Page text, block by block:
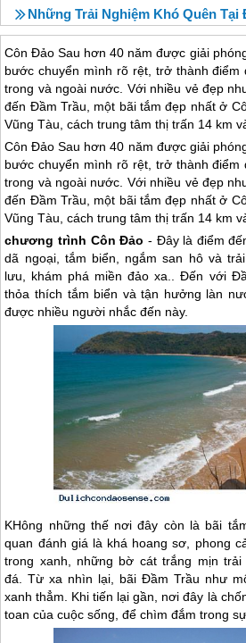
Những Trải Nghiệm Khó Quên Tại
Côn Đảo Sau hơn 40 năm được giải
bước chuyển mình rõ rệt, trở thành điểm
trong và ngoài nước. Với nhiều vẻ đẹp
đến Đầm Trầu, một bãi tắm đẹp nhất ở
Vũng Tàu, cách trung tâm thị trấn 14 km
Côn Đảo Sau hơn 40 năm được giải
bước chuyển mình rõ rệt, trở thành điểm
trong và ngoài nước. Với nhiều vẻ đẹp
đến Đầm Trầu, một bãi tắm đẹp nhất ở
Vũng Tàu, cách trung tâm thị trấn 14 km
chương trình Côn Đảo - Đây là điểm
dã ngoại, tắm biển, ngắm san hô và
lưu, khám phá miền đảo xa.. Đến với
thỏa thích tắm biển và tận hưởng làn
được nhiều người nhắc đến này.
KHông những thế nơi đây còn là bãi
quan đánh giá là khá hoang sơ, phong
trong xanh, những bờ cát trắng mịn
đá. Từ xa nhìn lại, bãi Đầm Trầu như
xanh thẳm. Khi tiến lại gần, nơi đây là
toan của cuộc sống, để chìm đắm trong